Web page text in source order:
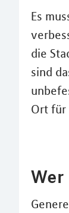
Es
die
sind
Ort für
Wer